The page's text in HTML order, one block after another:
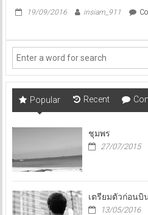
19/09/2016 insiam_911
Popular Recent
ชุมพร
27/07/2015
เตรียมตัวก่อนบิ
13/05/2016